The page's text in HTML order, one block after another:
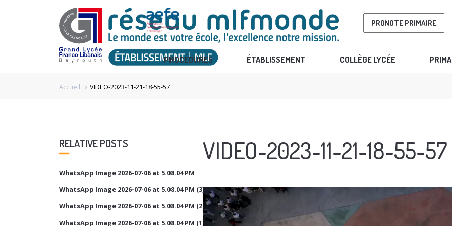
PRONOTE PRIMAIRE
PROCÉDURES ÉTABLISSEMENT COLLÈGE LYCÉE
Accueil chevron_right VIDEO-2023-11-21-18-55-57
RELATIVE POSTS
WhatsApp Image 2026-07-06 at 5.08.04 PM
WhatsApp Image 2026-07-06 at 5.08.04 PM (3)
WhatsApp Image 2026-07-06 at 5.08.04 PM (2)
WhatsApp Image 2026-07-06 at 5.08.04 PM (1)
VIDEO-2023-11-21-18-55-57
Video
Player